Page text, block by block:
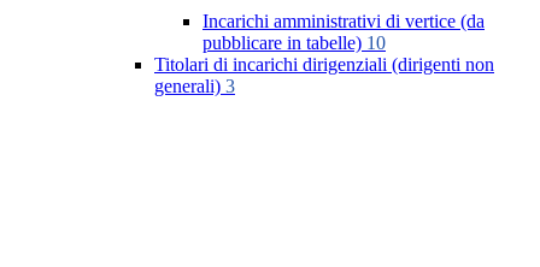
Incarichi amministrativi di vertice (da
pubblicare in tabelle) 10
Titolari di incarichi dirigenziali (dirigenti non
generali) 3